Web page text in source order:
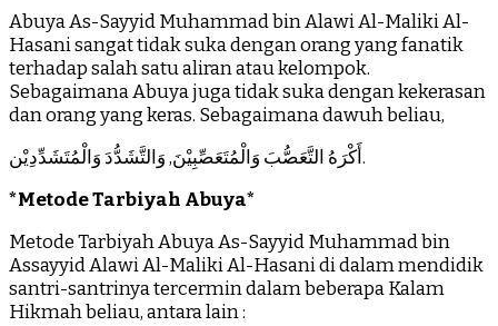
Abuya As-Sayyid Muhammad bin Alawi Al-Maliki Al-
Hasani sangat tidak suka dengan orang yang fanatik
terhadap salah satu aliran atau kelompok.
Sebagaimana Abuya juga tidak suka dengan kekerasan
dan orang yang keras. Sebagaimana dawuh beliau,
أَكْرَهُ التَّعَصُّبَ وَالْمُتَعَصِّبِيْنَ, وَالتَّشَدُّدَ وَالْمُتَشَدِّدِيْن.
*Metode Tarbiyah Abuya*
Metode Tarbiyah Abuya As-Sayyid Muhammad bin
Assayyid Alawi Al-Maliki Al-Hasani di dalam mendidik
santri-santrinya tercermin dalam beberapa Kalam
Hikmah beliau, antara lain :